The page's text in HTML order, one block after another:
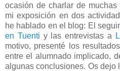
ocasión de charlar de
mi exposición en dos
he hablado en el blog: El
en Tuenti y las entrevistas a
motivo, presenté los
entre el alumnado implicado,
algunas conclusiones. Os dejo